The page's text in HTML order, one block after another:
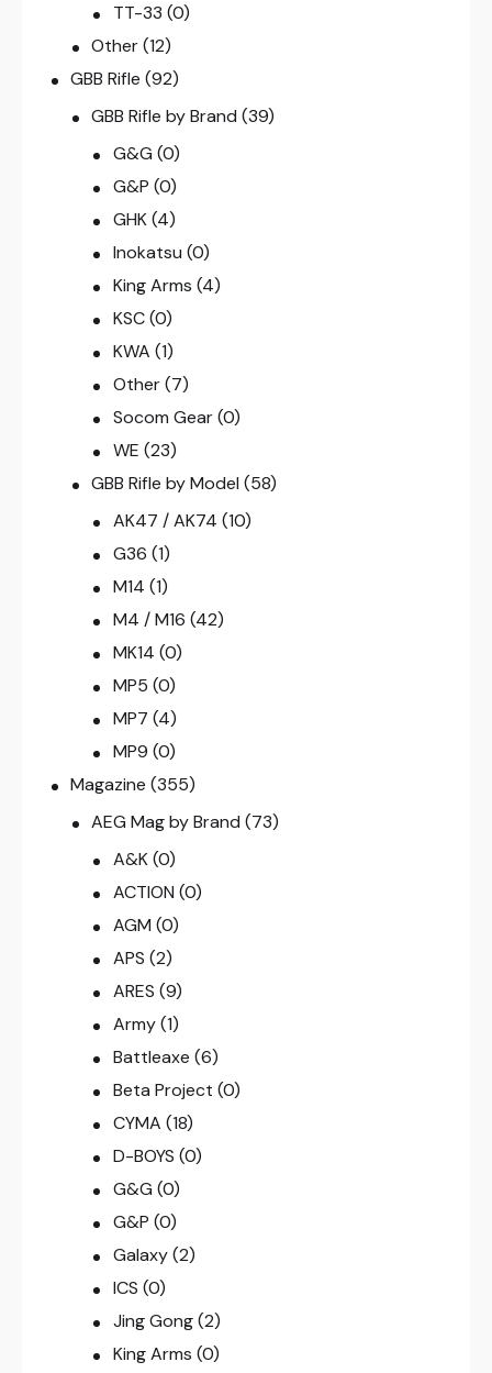
TT-33 (0)
Other (12)
GBB Rifle (92)
GBB Rifle by Brand (39)
G&G (0)
G&P (0)
GHK (4)
Inokatsu (0)
King Arms (4)
KSC (0)
KWA (1)
Other (7)
Socom Gear (0)
WE (23)
GBB Rifle by Model (58)
AK47 / AK74 (10)
G36 (1)
M14 (1)
M4 / M16 (42)
MK14 (0)
MP5 (0)
MP7 (4)
MP9 (0)
Magazine (355)
AEG Mag by Brand (73)
A&K (0)
ACTION (0)
AGM (0)
APS (2)
ARES (9)
Army (1)
Battleaxe (6)
Beta Project (0)
CYMA (18)
D-BOYS (0)
G&G (0)
G&P (0)
Galaxy (2)
ICS (0)
Jing Gong (2)
King Arms (0)